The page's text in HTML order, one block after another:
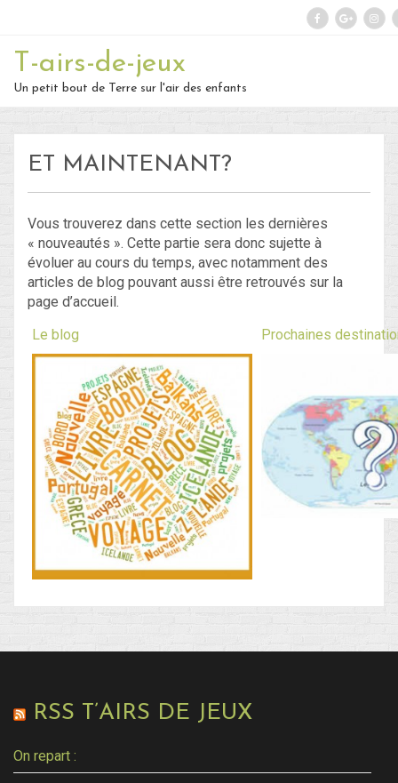
Rechercher :
29 – Du 23 au 30 juin : Hong-Kong – partie 1 !
28 – du 18 juin au 22 juin : Bye-Bye Bali… Hello Hong-Kong !
Non classé
Connexion
Flux des publications
Flux des commentaires
Site de WordPress-FR
T-airs-de-jeux
Un petit bout de Terre sur l'air des enfants
ET MAINTENANT?
Vous trouverez dans cette section les dernières
« nouveautés ». Cette partie sera donc sujette à
évoluer au cours du temps, avec notamment des
articles de blog pouvant aussi être retrouvés sur la
page d’accueil.
Le blog
Prochaines
RSS T’AIRS DE JEUX
On repart :